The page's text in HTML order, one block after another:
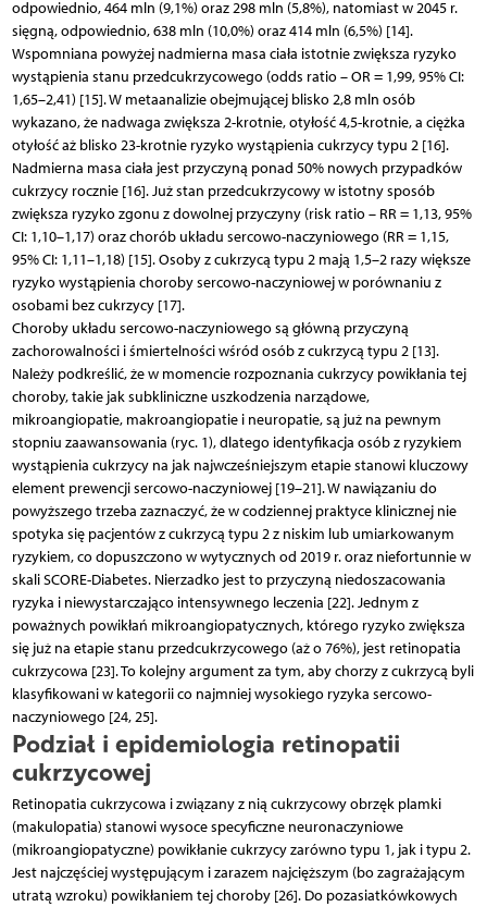
odpowiednio, 464 mln (9,1%) oraz 298 mln (5,8%), natomiast w 2045 r.
sięgną, odpowiednio, 638 mln (10,0%) oraz 414 mln (6,5%) [14].
Wspomniana powyżej nadmierna masa ciała istotnie zwiększa ryzyko
wystąpienia stanu przedcukrzycowego (odds ratio – OR = 1,99, 95% CI:
1,65–2,41) [15]. W metaanalizie obejmującej blisko 2,8 mln osób
wykazano, że nadwaga zwiększa 2-krotnie, otyłość 4,5-krotnie, a ciężka
otyłość aż blisko 23-krotnie ryzyko wystąpienia cukrzycy typu 2 [16].
Nadmierna masa ciała jest przyczyną ponad 50% nowych przypadków
cukrzycy rocznie [16]. Już stan przedcukrzycowy w istotny sposób
zwiększa ryzyko zgonu z dowolnej przyczyny (risk ratio – RR = 1,13, 95%
CI: 1,10–1,17) oraz chorób układu sercowo-naczyniowego (RR = 1,15,
95% CI: 1,11–1,18) [15]. Osoby z cukrzycą typu 2 mają 1,5–2 razy większe
ryzyko wystąpienia choroby sercowo-naczyniowej w porównaniu z
osobami bez cukrzycy [17].
Choroby układu sercowo-naczyniowego są główną przyczyną
zachorowalności i śmiertelności wśród osób z cukrzycą typu 2 [13].
Należy podkreślić, że w momencie rozpoznania cukrzycy powikłania tej
choroby, takie jak subkliniczne uszkodzenia narządowe,
mikroangiopatie, makroangiopatie i neuropatie, są już na pewnym
stopniu zaawansowania (ryc. 1), dlatego identyfikacja osób z ryzykiem
wystąpienia cukrzycy na jak najwcześniejszym etapie stanowi kluczowy
element prewencji sercowo-naczyniowej [19–21]. W nawiązaniu do
powyższego trzeba zaznaczyć, że w codziennej praktyce klinicznej nie
spotyka się pacjentów z cukrzycą typu 2 z niskim lub umiarkowanym
ryzykiem, co dopuszczono w wytycznych od 2019 r. oraz niefortunnie w
skali SCORE-Diabetes. Nierzadko jest to przyczyną niedoszacowania
ryzyka i niewystarczająco intensywnego leczenia [22]. Jednym z
poważnych powikłań mikroangiopatycznych, którego ryzyko zwiększa
się już na etapie stanu przedcukrzycowego (aż o 76%), jest retinopatia
cukrzycowa [23]. To kolejny argument za tym, aby chorzy z cukrzycą byli
klasyfikowani w kategorii co najmniej wysokiego ryzyka sercowo-
naczyniowego [24, 25].
Podział i epidemiologia retinopatii
cukrzycowej
Retinopatia cukrzycowa i związany z nią cukrzycowy obrzęk plamki
(makulopatia) stanowi wysoce specyficzne neuronaczyniowe
(mikroangiopatyczne) powikłanie cukrzycy zarówno typu 1, jak i typu 2.
Jest najczęściej występującym i zarazem najcięższym (bo zagrażającym
utratą wzroku) powikłaniem tej choroby [26]. Do pozasiatkówkowych